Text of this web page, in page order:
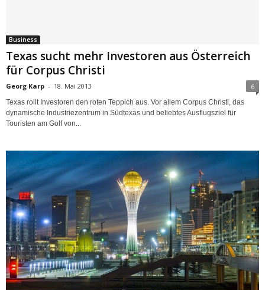
Business
Texas sucht mehr Investoren aus Österreich
für Corpus Christi
Georg Karp - 18. Mai 2013 6
Texas rollt Investoren den roten Teppich aus. Vor allem Corpus Christi, das
dynamische Industriezentrum in Südtexas und beliebtes Ausflugsziel für
Touristen am Golf von...